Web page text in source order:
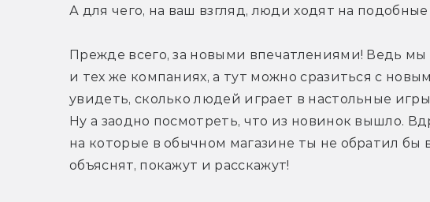
А для чего, на ваш взгляд, люди ходят на
Прежде всего, за новыми впечатлениями! Ведь мы
и тех же компаниях, а тут можно сразиться с
увидеть, сколько людей играет в настольные
Ну а заодно посмотреть, что из новинок вышло.
на которые в обычном магазине ты не обратил
объяснят, покажут и расскажут!